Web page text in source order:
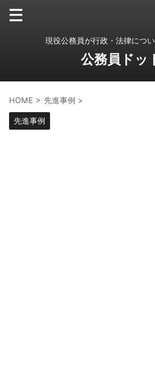
現役公務員が行政・法律につ
公務員ドッ
HOME > 先進事例 >
先進事例